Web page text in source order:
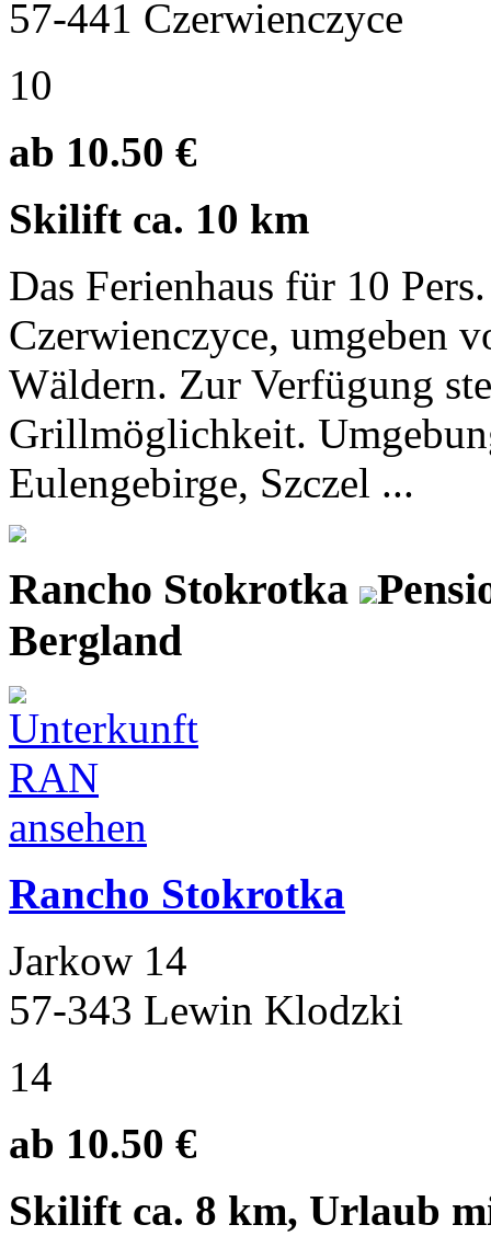
57-441 Czerwienczyce
10
ab 10.50 €
Skilift ca. 10 km
Das Ferienhaus für 10
Czerwienczyce, umgeben
Wäldern. Zur Verfügung
Grillmöglichkeit.
Eulengebirge, Szczel ...
Rancho Stokrotka
Bergland
Rancho Stokrotka
Jarkow 14
57-343 Lewin Klodzki
14
ab 10.50 €
Skilift ca. 8 km, Urlaub